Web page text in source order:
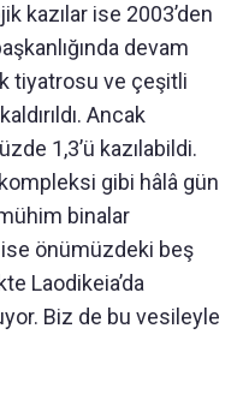
kazılar ise 2003’den
devam
tiyatrosu ve çeşitli
Ancak
1,3’ü kazılabildi.
gibi hâlâ gün
binalar
ise önümüzdeki beş
Laodikeia’da
Biz de bu vesileyle